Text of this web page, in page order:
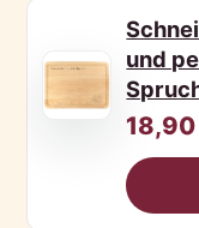
und
18,90